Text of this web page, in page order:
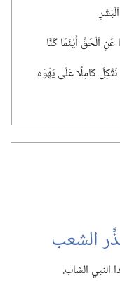
ٱلْحَقِّ أَيْنَمَا كُنَّا
كَامِلًا عَلَى يَهْوَه
الشعب
الشاب.‏